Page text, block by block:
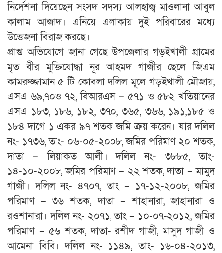
নির্দেশনা দিয়েছেন সংসদ সদস্য আলহাজ্ব মাওলানা আবুল
কালাম আজাদ। এনিয়ে এলাকায় দুই পরিবারের মধ্যে
উত্তেজনা বিরাজ করছে।
প্রাপ্ত অভিযোগে জানা গেছে উপজেলার গড়ইখালী গ্রামের
মৃত বীর মুক্তিযোদ্ধা নূর আহমদ গাজীর ছেলে জিএম
কামরুজ্জামান ৫ টি কোবলা দলিল মূলে গড়ইখালী মৌজায়,
এসএ ৬৯,৭০ও ৭২, বিআরএস – ৫৭১ ও ৫৮২ খতিয়ানের
এসএ ১৮৩, ১৮৬, ১৮২, ৩৭০, ৩৬৫, ৩৬৬, ১৯১,১৮৫ ও
১৮৪ দাগে ১ একর ৯৭ শতক জমি ক্রয় করেন। যার দলিল
নং- ১৭৩৬, তাং- ০৬-০৫-২০০৮, জমির পরিমাণ ২০ শতক,
দাতা – লিয়াকত আলী। দলিল নং- ৩৮৮৫, তাং-
১৪-১০-২০০৮, জমির পরিমাণ – ২২ শতক, দাতা – মামুদ
গাজী। দলিল নং- ৪৭০৭, তাং – ১৭-১২-২০০৮, জমির
পরিমাণ – ৩৬ শতক, দাতা – শাহানারা, জাহানারা ও
রওশানারা। দলিল নং- ২০৭১, তাং – ১০-০৭-২০১২, জমির
পরিমাণ – ৫৬ শতক, দাতা- রশীদ গাজী, মাসুদ গাজী ও
আমেনা বিবি। দলিল নং- ১১৪৯, তাং- ১৬-০৪-২০১৩,